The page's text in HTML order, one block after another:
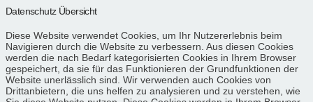
Datenschutz Übersicht
Diese Website verwendet Cookies, um Ihr Nutzererlebnis beim
Navigieren durch die Website zu verbessern. Aus diesen Cookies
werden die nach Bedarf kategorisierten Cookies in Ihrem Browser
gespeichert, da sie für das Funktionieren der Grundfunktionen der
Website unerlässlich sind. Wir verwenden auch Cookies von
Drittanbietern, die uns helfen zu analysieren und zu verstehen, wie